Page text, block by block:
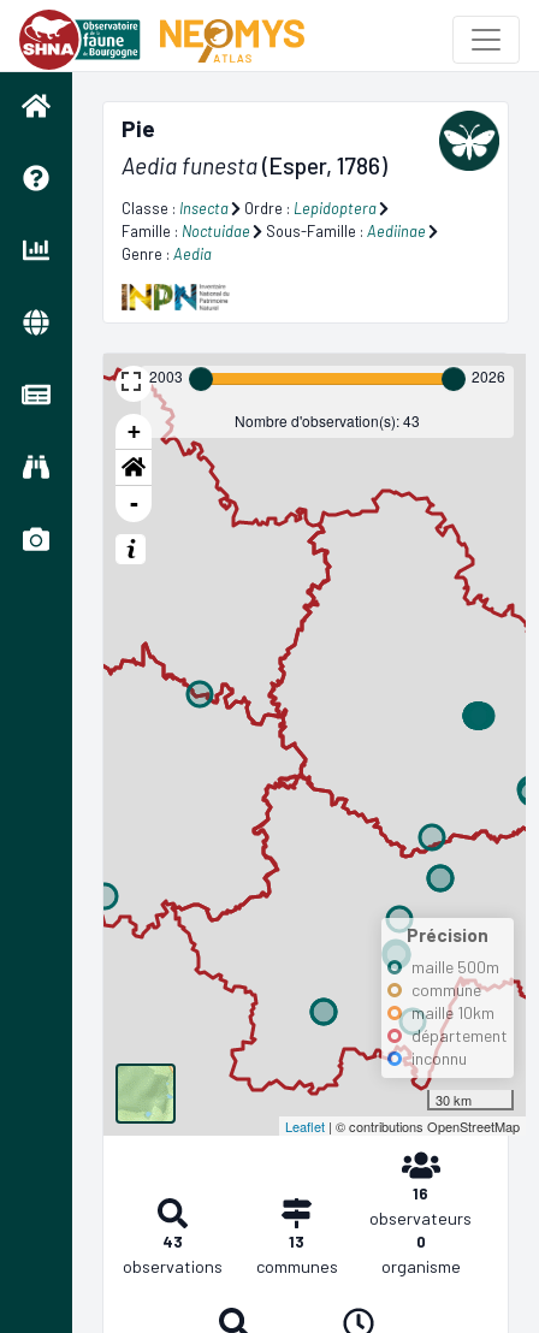
Pie
Aedia funesta(Esper, 1786)
Classe : Insecta Ordre : Lepidoptera
Famille : Noctuidae Sous-Famille : Aediinae
Genre : Aedia
+
-
2003 2026
Nombre d'observation(s): 43
Précision
maille 500m
commune
maille 10km
département
inconnu
30 km
Leaflet | © contributions OpenStreetMap
43
observations
13
communes
16
observateurs
0
organisme